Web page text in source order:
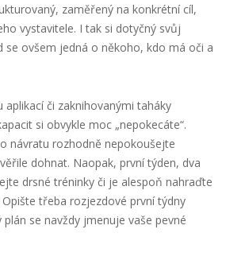
zaměřený na konkrétní cíl,
vystavitele. I tak si dotyčný svůj
se ovšem jedná o někoho, kdo má oči a
aplikací či zaknihovanými taháky
si obvykle moc „nepokecáte“.
návratu rozhodně nepokoušejte
dohnat. Naopak, první týden, dva
drsné tréninky či je alespoň nahraďte
třeba rozjezdové první týdny
plán se navždy jmenuje vaše pevné